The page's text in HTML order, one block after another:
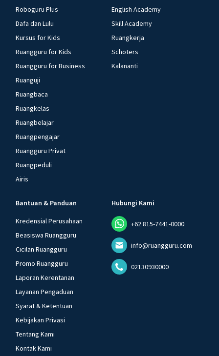
Roboguru Plus
Dafa dan Lulu
Kursus for Kids
Ruangguru for Kids
Ruangguru for Business
Ruanguji
Ruangbaca
Ruangkelas
Ruangbelajar
Ruangpengajar
Ruangguru Privat
Ruangpeduli
Airis
English Academy
Skill Academy
Ruangkerja
Schoters
Kalananti
Bantuan & Panduan
Kredensial Perusahaan
Beasiswa Ruangguru
Cicilan Ruangguru
Promo Ruangguru
Laporan Kerentanan
Layanan Pengaduan
Syarat & Ketentuan
Kebijakan Privasi
Tentang Kami
Kontak Kami
Hubungi Kami
+62 815-7441-0000
info@ruangguru.com
02130930000